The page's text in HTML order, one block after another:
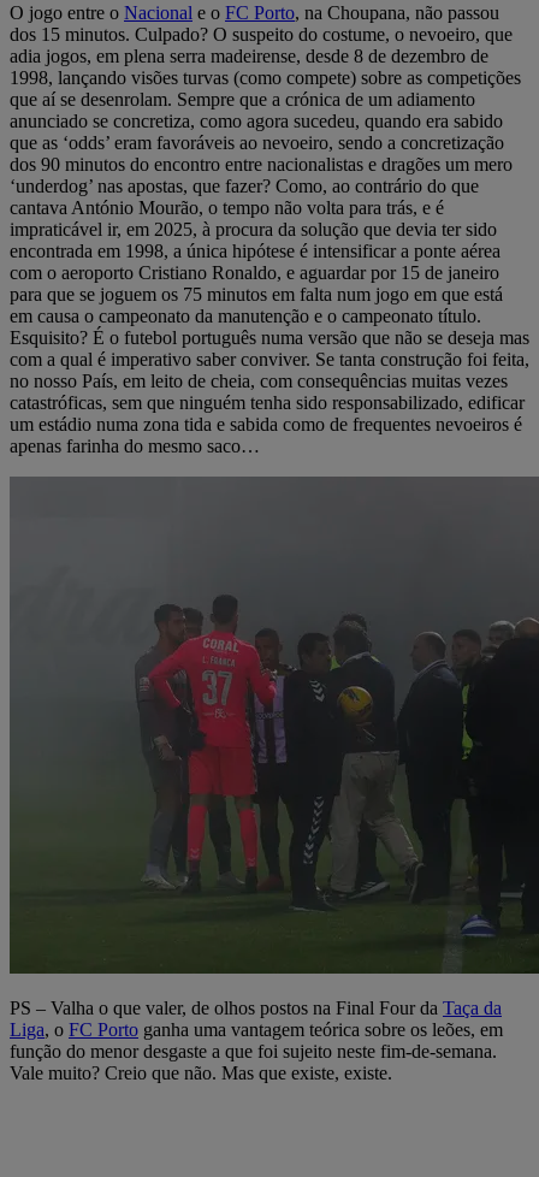
O jogo entre o Nacional e o FC Porto, na Choupana, não passou
dos 15 minutos. Culpado? O suspeito do costume, o nevoeiro, que
adia jogos, em plena serra madeirense, desde 8 de dezembro de
1998, lançando visões turvas (como compete) sobre as competições
que aí se desenrolam. Sempre que a crónica de um adiamento
anunciado se concretiza, como agora sucedeu, quando era sabido
que as ‘odds’ eram favoráveis ao nevoeiro, sendo a concretização
dos 90 minutos do encontro entre nacionalistas e dragões um mero
‘underdog’ nas apostas, que fazer? Como, ao contrário do que
cantava António Mourão, o tempo não volta para trás, e é
impraticável ir, em 2025, à procura da solução que devia ter sido
encontrada em 1998, a única hipótese é intensificar a ponte aérea
com o aeroporto Cristiano Ronaldo, e aguardar por 15 de janeiro
para que se joguem os 75 minutos em falta num jogo em que está
em causa o campeonato da manutenção e o campeonato título.
Esquisito? É o futebol português numa versão que não se deseja mas
com a qual é imperativo saber conviver. Se tanta construção foi feita,
no nosso País, em leito de cheia, com consequências muitas vezes
catastróficas, sem que ninguém tenha sido responsabilizado, edificar
um estádio numa zona tida e sabida como de frequentes nevoeiros é
apenas farinha do mesmo saco…
PS – Valha o que valer, de olhos postos na Final Four da Taça da
Liga, o FC Porto ganha uma vantagem teórica sobre os leões, em
função do menor desgaste a que foi sujeito neste fim-de-semana.
Vale muito? Creio que não. Mas que existe, existe.